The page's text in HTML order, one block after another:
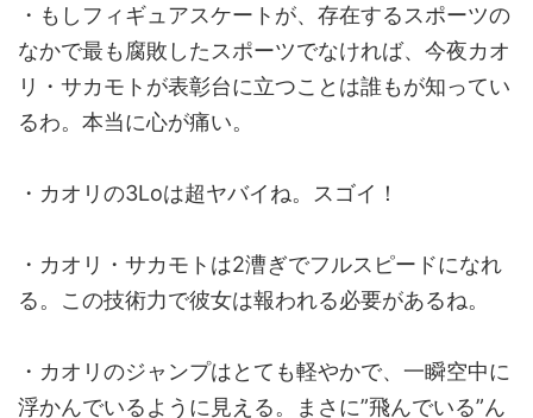
・もしフィギュアスケートが、存在するスポーツの
なかで最も腐敗したスポーツでなければ、今夜カオ
リ・サカモトが表彰台に立つことは誰もが知ってい
るわ。本当に心が痛い。
・カオリの3Loは超ヤバイね。スゴイ！
・カオリ・サカモトは2漕ぎでフルスピードになれ
る。この技術力で彼女は報われる必要があるね。
・カオリのジャンプはとても軽やかで、一瞬空中に
浮かんでいるように見える。まさに”飛んでいる”ん